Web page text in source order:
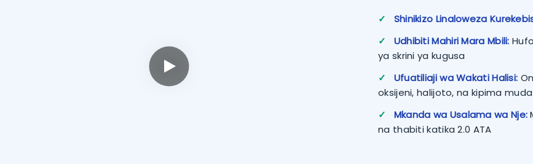
✓ Shinikizo Linaloweza
✓
Udhibiti Mahiri Mara Mbili:
ya skrini ya kugusa
✓
Ufuatiliaji wa Wakati Halisi:
oksijeni, halijoto, na kipima muda
✓
Mkanda wa Usalama wa Nje:
na thabiti katika 2.0 ATA